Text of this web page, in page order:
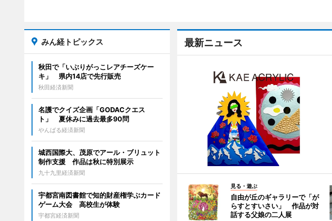
最新ニュース
見る・遊ぶ
自由が丘のギャラリーで「が
らすとすいさい」 作品が対
話する父娘の二人展
みん経トピックス
秋田で「いぶりがっこレアチーズケー
キ」 県内14店で先行販売
秋田経済新聞
名護でクイズ企画「GODACクエス
ト」 夏休みに過去最多90問
やんばる経済新聞
城西国際大、茂原でアール・ブリュット
制作支援 作品は秋に特別展示
九十九里経済新聞
宇都宮南図書館で知的財産権学ぶカード
ゲーム大会 高校生が体験
宇都宮経済新聞